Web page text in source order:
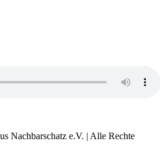
Nachbarschatz e.V. | Alle Rechte